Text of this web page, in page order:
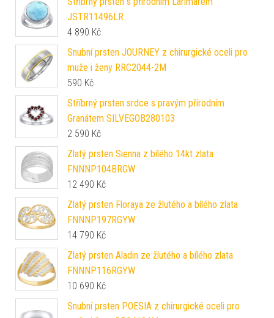
JSTR11496LR
4 890 Kč
Snubní prsten JOURNEY z chirurgické oceli pro
muže i ženy RRC2044-2M
590 Kč
Stříbrný prsten srdce s pravým přírodním
Granátem SILVEGOB280103
2 590 Kč
Zlatý prsten Sienna z bílého 14kt zlata
FNNNP104BRGW
12 490 Kč
Zlatý prsten Floraya ze žlutého a bílého zlata
FNNNP197RGYW
14 790 Kč
Zlatý prsten Aladin ze žlutého a bílého zlata
FNNNP116RGYW
10 690 Kč
Snubní prsten POESIA z chirurgické oceli pro